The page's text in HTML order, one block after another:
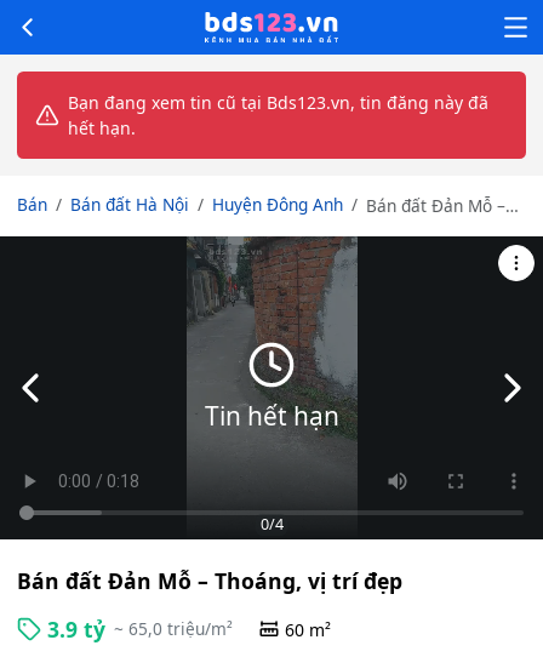
Bạn đang xem tin cũ tại Bds123.vn, tin đăng này đã
hết hạn.
Bán Bán đất Hà Nội Huyện Đông Anh
Bán đất Đản Mỗ –
Tin hết hạn
Slide trước
0/4
Bán đất Đản Mỗ – Thoáng, vị trí đẹp
3.9 tỷ ~ 65,0 triệu/m² 60 m²